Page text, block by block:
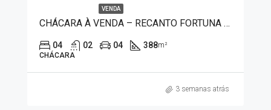
VENDA
CHÁCARA À VENDA – RECANTO FORTUNA 1097
04 02 04 388m²
CHÁCARA
3 semanas atrás